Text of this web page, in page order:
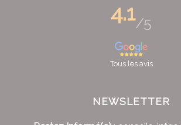
4.1/5
Tous les avis
NEWSLETTER